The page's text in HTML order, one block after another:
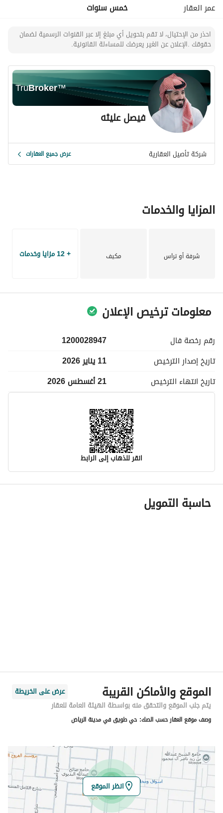
عمر العقار
خمس سنوات
احذر من الإحتيال، لا تقم بتحويل أي مبلغ إلا عبر القنوات الرسمية لضمان
حقوقك .الإعلان عن الغير يعرضك للمساءلة القانونية.
TruBroker™
فيصل عليثه
شركة تأصيل العقارية عرض جميع العقارات
المزايا والخدمات
شرفة أو تراس مكيف + 12 مزايا وخدمات
معلومات ترخيص الإعلان
رقم رخصة فال
1200028947
تاريخ إصدار الترخيص
11 يناير 2026
تاريخ انتهاء الترخيص 21 أغسطس 2026
انقر للذهاب إلى الرابط
معلومات مسؤول الإعلان
اسم المسؤول
رقم المبنى
2069
الرقم الاضافي
7063
خط العرض
24.548178106117277
خط الطول
46.52203963632996
تفاصيل العقار
حاسبة التمويل
الموقع والأماكن القريبة
عرض على الخريطة
يتم جلب الموقع والتحقق منه بواسطة الهيئة العامة للعقار
وصف موقع العقار حسب الصك: حي طويق في مدينة الرياض
انظر الموقع